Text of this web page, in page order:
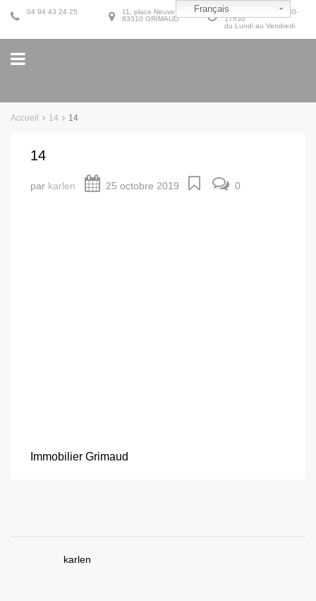
9h30-12h30 et 14h30-
17h30
du Lundi au Vendredi
11, place Neuve
83310 GRIMAUD
04 94 43 24 25
Accueil 14 14
14
par karlen 25 octobre 2019 0
Immobilier Grimaud
karlen
Français